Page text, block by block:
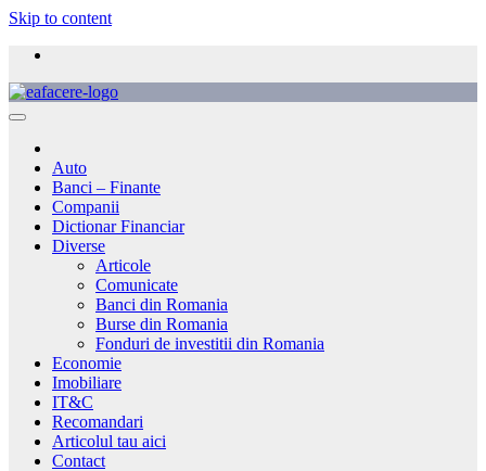
Skip to content
Auto
Banci – Finante
Companii
Dictionar Financiar
Diverse
Articole
Comunicate
Banci din Romania
Burse din Romania
Fonduri de investitii din Romania
Economie
Imobiliare
IT&C
Recomandari
Articolul tau aici
Contact